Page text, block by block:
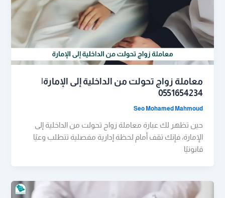
معاملة زواج تحولت من الداخلية إلى الإمارة|
0551654234
Seo Mohamed Mahmoud
حين تظهر لك عبارة معاملة زواج تحولت من الداخلية إلى
الإمارة، فإنك تقف أمام لحظة إدارية مفصلية تتطلب وعيًا
قانونيًا